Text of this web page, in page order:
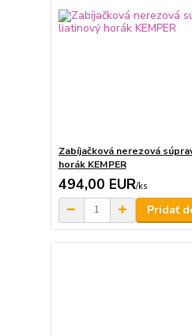
Zabíjačková nerezová
horák KEMPER
494,00 EUR/ks
Pridať